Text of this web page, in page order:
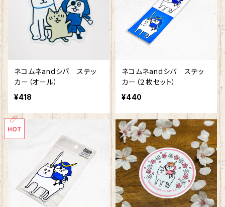
ネコムネandシバ ステッ
カー（オール）
¥418
ネコムネandシバ ステッ
カー（２枚セット）
¥440